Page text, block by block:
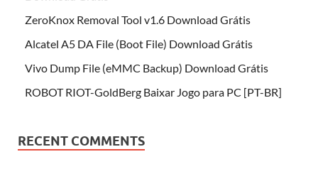
ZeroKnox Removal Tool v1.6 Download Grátis
Alcatel A5 DA File (Boot File) Download Grátis
Vivo Dump File (eMMC Backup) Download Grátis
ROBOT RIOT-GoldBerg Baixar Jogo para PC [PT-BR]
RECENT COMMENTS